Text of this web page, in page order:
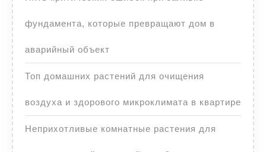
фундамента, которые превращают дом в
аварийный объект
Топ домашних растений для очищения
воздуха и здорового микроклимата в квартире
Неприхотливые комнатные растения для